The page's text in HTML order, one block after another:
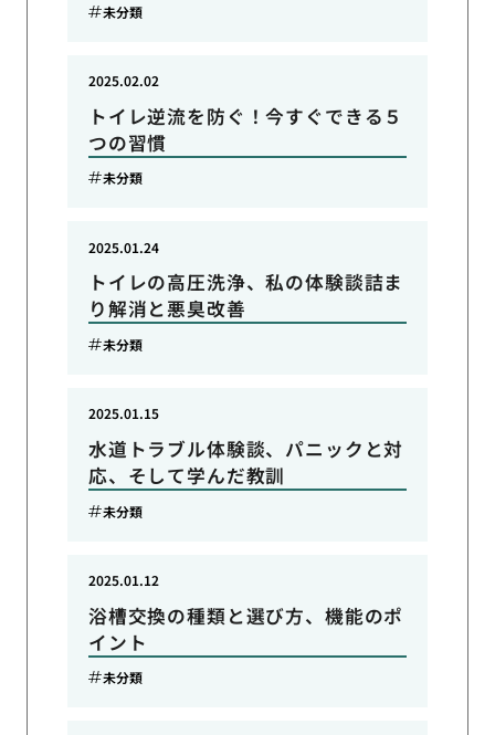
未分類
トイレ逆流を防ぐ！今すぐできる５
つの習慣
2025.02.02
未分類
トイレの高圧洗浄、私の体験談詰ま
り解消と悪臭改善
2025.01.24
未分類
水道トラブル体験談、パニックと対
応、そして学んだ教訓
2025.01.15
未分類
浴槽交換の種類と選び方、機能のポ
イント
2025.01.12
未分類